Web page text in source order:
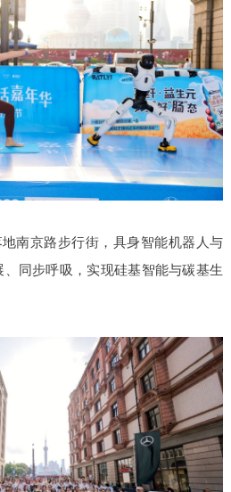
南京路步行街，具身智能机器人与
同步呼吸，实现硅基智能与碳基生